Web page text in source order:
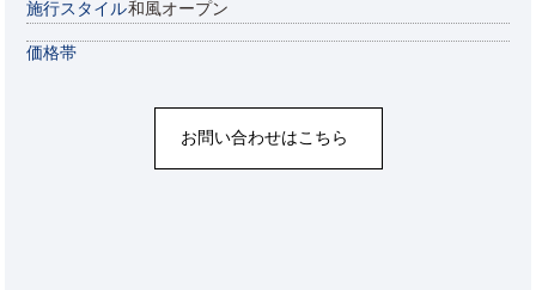
施行スタイル和風オープン
価格帯
お問い合わせはこちら